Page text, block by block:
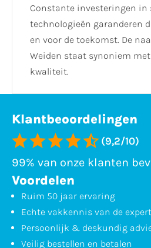
Constante investeringen in
technologieën garanderen
en voor de toekomst. De
Weiden staat synoniem
kwaliteit.
Klantbeoordelingen
(9,2/10)
99% van onze klanten
Voordelen
Ruim 50 jaar ervaring
Echte vakkennis van de
Persoonlijk & deskundig
Veilig bestellen en betalen